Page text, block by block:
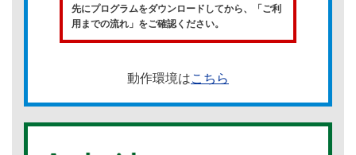
先にプログラムをダウンロードしてから、「ご利
用までの流れ」をご確認ください。
動作環境はこちら